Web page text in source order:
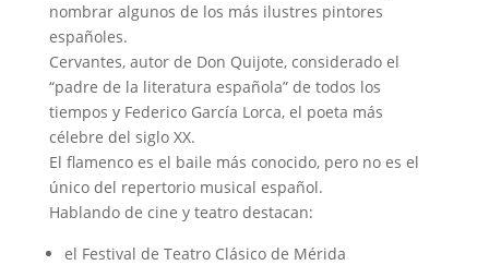
nombrar algunos de los más ilustres pintores
españoles.
Cervantes, autor de Don Quijote, considerado el
“padre de la literatura española” de todos los
tiempos y Federico García Lorca, el poeta más
célebre del siglo XX.
El flamenco es el baile más conocido, pero no es el
único del repertorio musical español.
Hablando de cine y teatro destacan:
el Festival de Teatro Clásico de Mérida